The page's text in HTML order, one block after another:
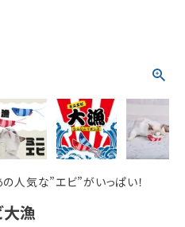
人気な”エビ”がいっぱい！
漁